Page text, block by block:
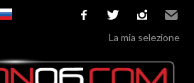
facebooktwitterinstagram
Email
La mia selezione